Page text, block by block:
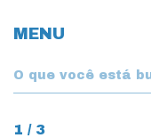
MENU
1 / 3